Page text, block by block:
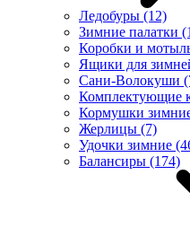
Ледобуры (12)
Зимние палатки
Коробки и
Ящики для
Сани-Волокуши
Комплектующие
Кормушки
Жерлицы (7)
Удочки зимние
Балансиры (174)